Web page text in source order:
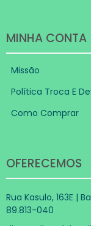
MINHA CONTA
Missão
Política Troca E
Como Comprar
OFERECEMOS
Rua Kasulo, 163E |
89.813-040